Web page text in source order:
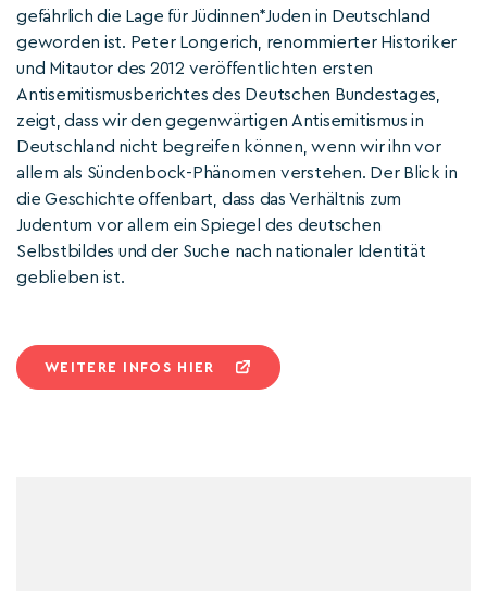
gefährlich die Lage für Jüdinnen*Juden in Deutschland
geworden ist. Peter Longerich, renommierter Historiker
und Mitautor des 2012 veröffentlichten ersten
Antisemitismusberichtes des Deutschen Bundestages,
zeigt, dass wir den gegenwärtigen Antisemitismus in
Deutschland nicht begreifen können, wenn wir ihn vor
allem als Sündenbock-Phänomen verstehen. Der Blick in
die Geschichte offenbart, dass das Verhältnis zum
Judentum vor allem ein Spiegel des deutschen
Selbstbildes und der Suche nach nationaler Identität
geblieben ist.
WEITERE INFOS HIER